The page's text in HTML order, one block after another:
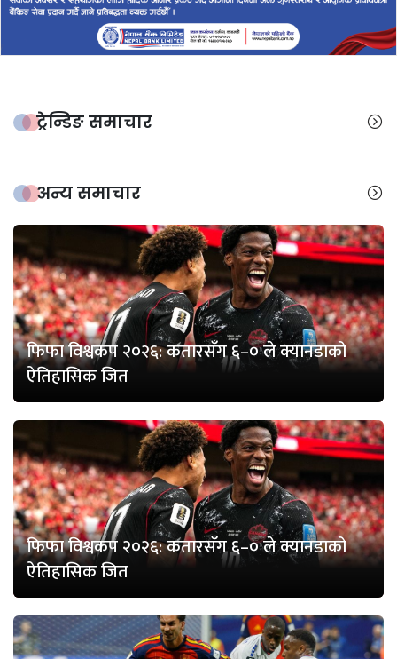
ट्रेन्डिङ समाचार
अन्य समाचार
फिफा विश्वकप २०२६: कतारसँग ६–० ले क्यानडाको
ऐतिहासिक जित
फिफा विश्वकप २०२६: कतारसँग ६–० ले क्यानडाको
ऐतिहासिक जित